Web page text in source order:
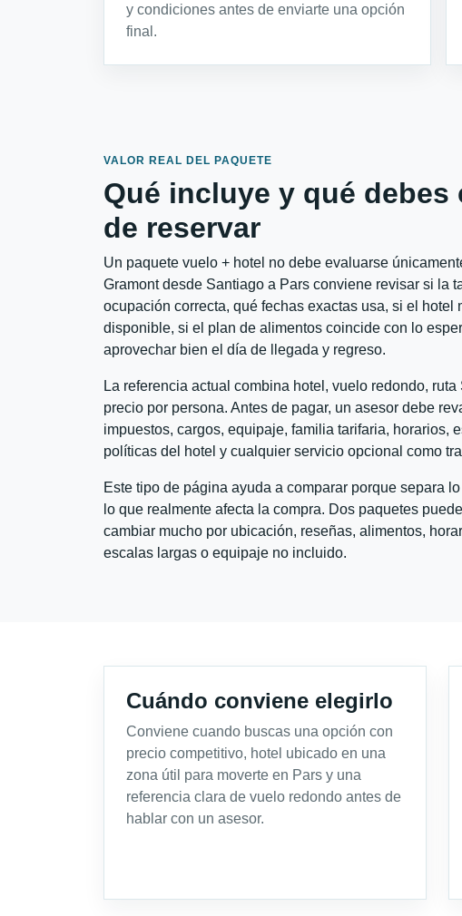
y condiciones antes de enviarte una opción
final.
VALOR REAL DEL PAQUETE
Qué incluye y qué debes
de reservar
Un paquete vuelo + hotel no debe evaluarse
Gramont desde Santiago a Pars conviene revisar si la
ocupación correcta, qué fechas exactas usa, si el hotel
disponible, si el plan de alimentos coincide con lo
aprovechar bien el día de llegada y regreso.
La referencia actual combina hotel, vuelo redondo,
precio por persona. Antes de pagar, un asesor debe
impuestos, cargos, equipaje, familia tarifaria, horarios,
políticas del hotel y cualquier servicio opcional como
Este tipo de página ayuda a comparar porque separa
lo que realmente afecta la compra. Dos paquetes
cambiar mucho por ubicación, reseñas, alimentos,
escalas largas o equipaje no incluido.
Cuándo conviene elegirlo
Conviene cuando buscas una opción con
precio competitivo, hotel ubicado en una
zona útil para moverte en Pars y una
referencia clara de vuelo redondo antes de
hablar con un asesor.